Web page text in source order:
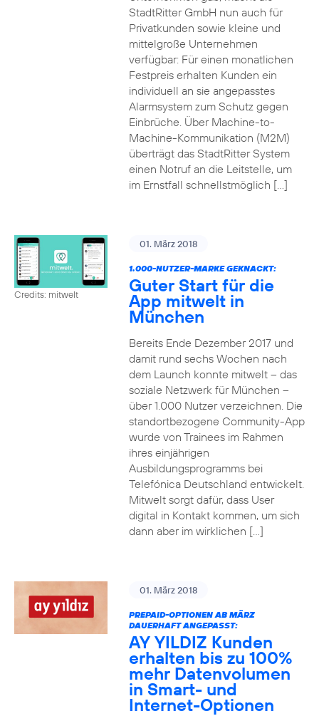
StadtRitter GmbH nun auch für
Privatkunden sowie kleine und
mittelgroße Unternehmen
verfügbar: Für einen monatlichen
Festpreis erhalten Kunden ein
individuell an sie angepasstes
Alarmsystem zum Schutz gegen
Einbrüche. Über Machine-to-
Machine-Kommunikation (M2M)
überträgt das StadtRitter System
einen Notruf an die Leitstelle, um
im Ernstfall schnellstmöglich […]
Credits: mitwelt
01. März 2018
1.000-NUTZER-MARKE GEKNACKT:
Guter Start für die
App mitwelt in
München
Bereits Ende Dezember 2017 und
damit rund sechs Wochen nach
dem Launch konnte mitwelt – das
soziale Netzwerk für München –
über 1.000 Nutzer verzeichnen. Die
standortbezogene Community-App
wurde von Trainees im Rahmen
ihres einjährigen
Ausbildungsprogramms bei
Telefónica Deutschland entwickelt.
Mitwelt sorgt dafür, dass User
digital in Kontakt kommen, um sich
dann aber im wirklichen […]
01. März 2018
PREPAID-OPTIONEN AB MÄRZ
DAUERHAFT ANGEPASST:
AY YILDIZ Kunden
erhalten bis zu 100%
mehr Datenvolumen
in Smart- und
Internet-Optionen